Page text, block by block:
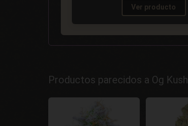
Ver producto
Productos parecidos a Og Kush